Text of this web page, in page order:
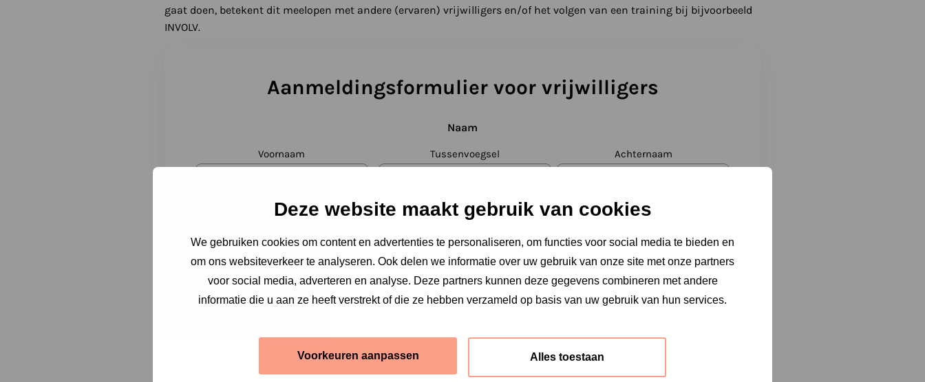
Deze website maakt gebruik van cookies
We gebruiken cookies om content en advertenties te personaliseren, om functies voor social media te bieden en
om ons websiteverkeer te analyseren. Ook delen we informatie over uw gebruik van onze site met onze partners
voor social media, adverteren en analyse. Deze partners kunnen deze gegevens combineren met andere
informatie die u aan ze heeft verstrekt of die ze hebben verzameld op basis van uw gebruik van hun services.
Voorkeuren aanpassen Alles toestaan
gaat doen, betekent dit meelopen met andere (ervaren) vrijwilligers en/of het volgen van een training bij bijvoorbeeld
INVOLV.
Aanmeldingsformulier voor vrijwilligers
Naam
Voornaam Tussenvoegsel Achternaam
E-mailadres (Vereist)
E-mailadres invoeren E-mailadres bevestigen
Wat is je link met huidkanker? (Vereist)